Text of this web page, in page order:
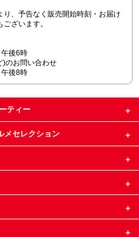
、予告なく販売開始時刻・お届け
ざいます。
後6時
)のお問い合わせ
後8時
ティー
メセレクション